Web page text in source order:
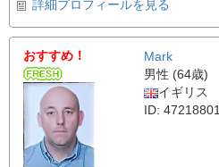
詳細プロフィールを見る
おすすめ！
Mark
男性 (64歳)
イギリス
ID: 47218801